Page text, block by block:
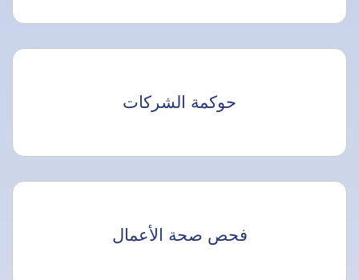
حوكمة الشركات
فحص صحة الأعمال